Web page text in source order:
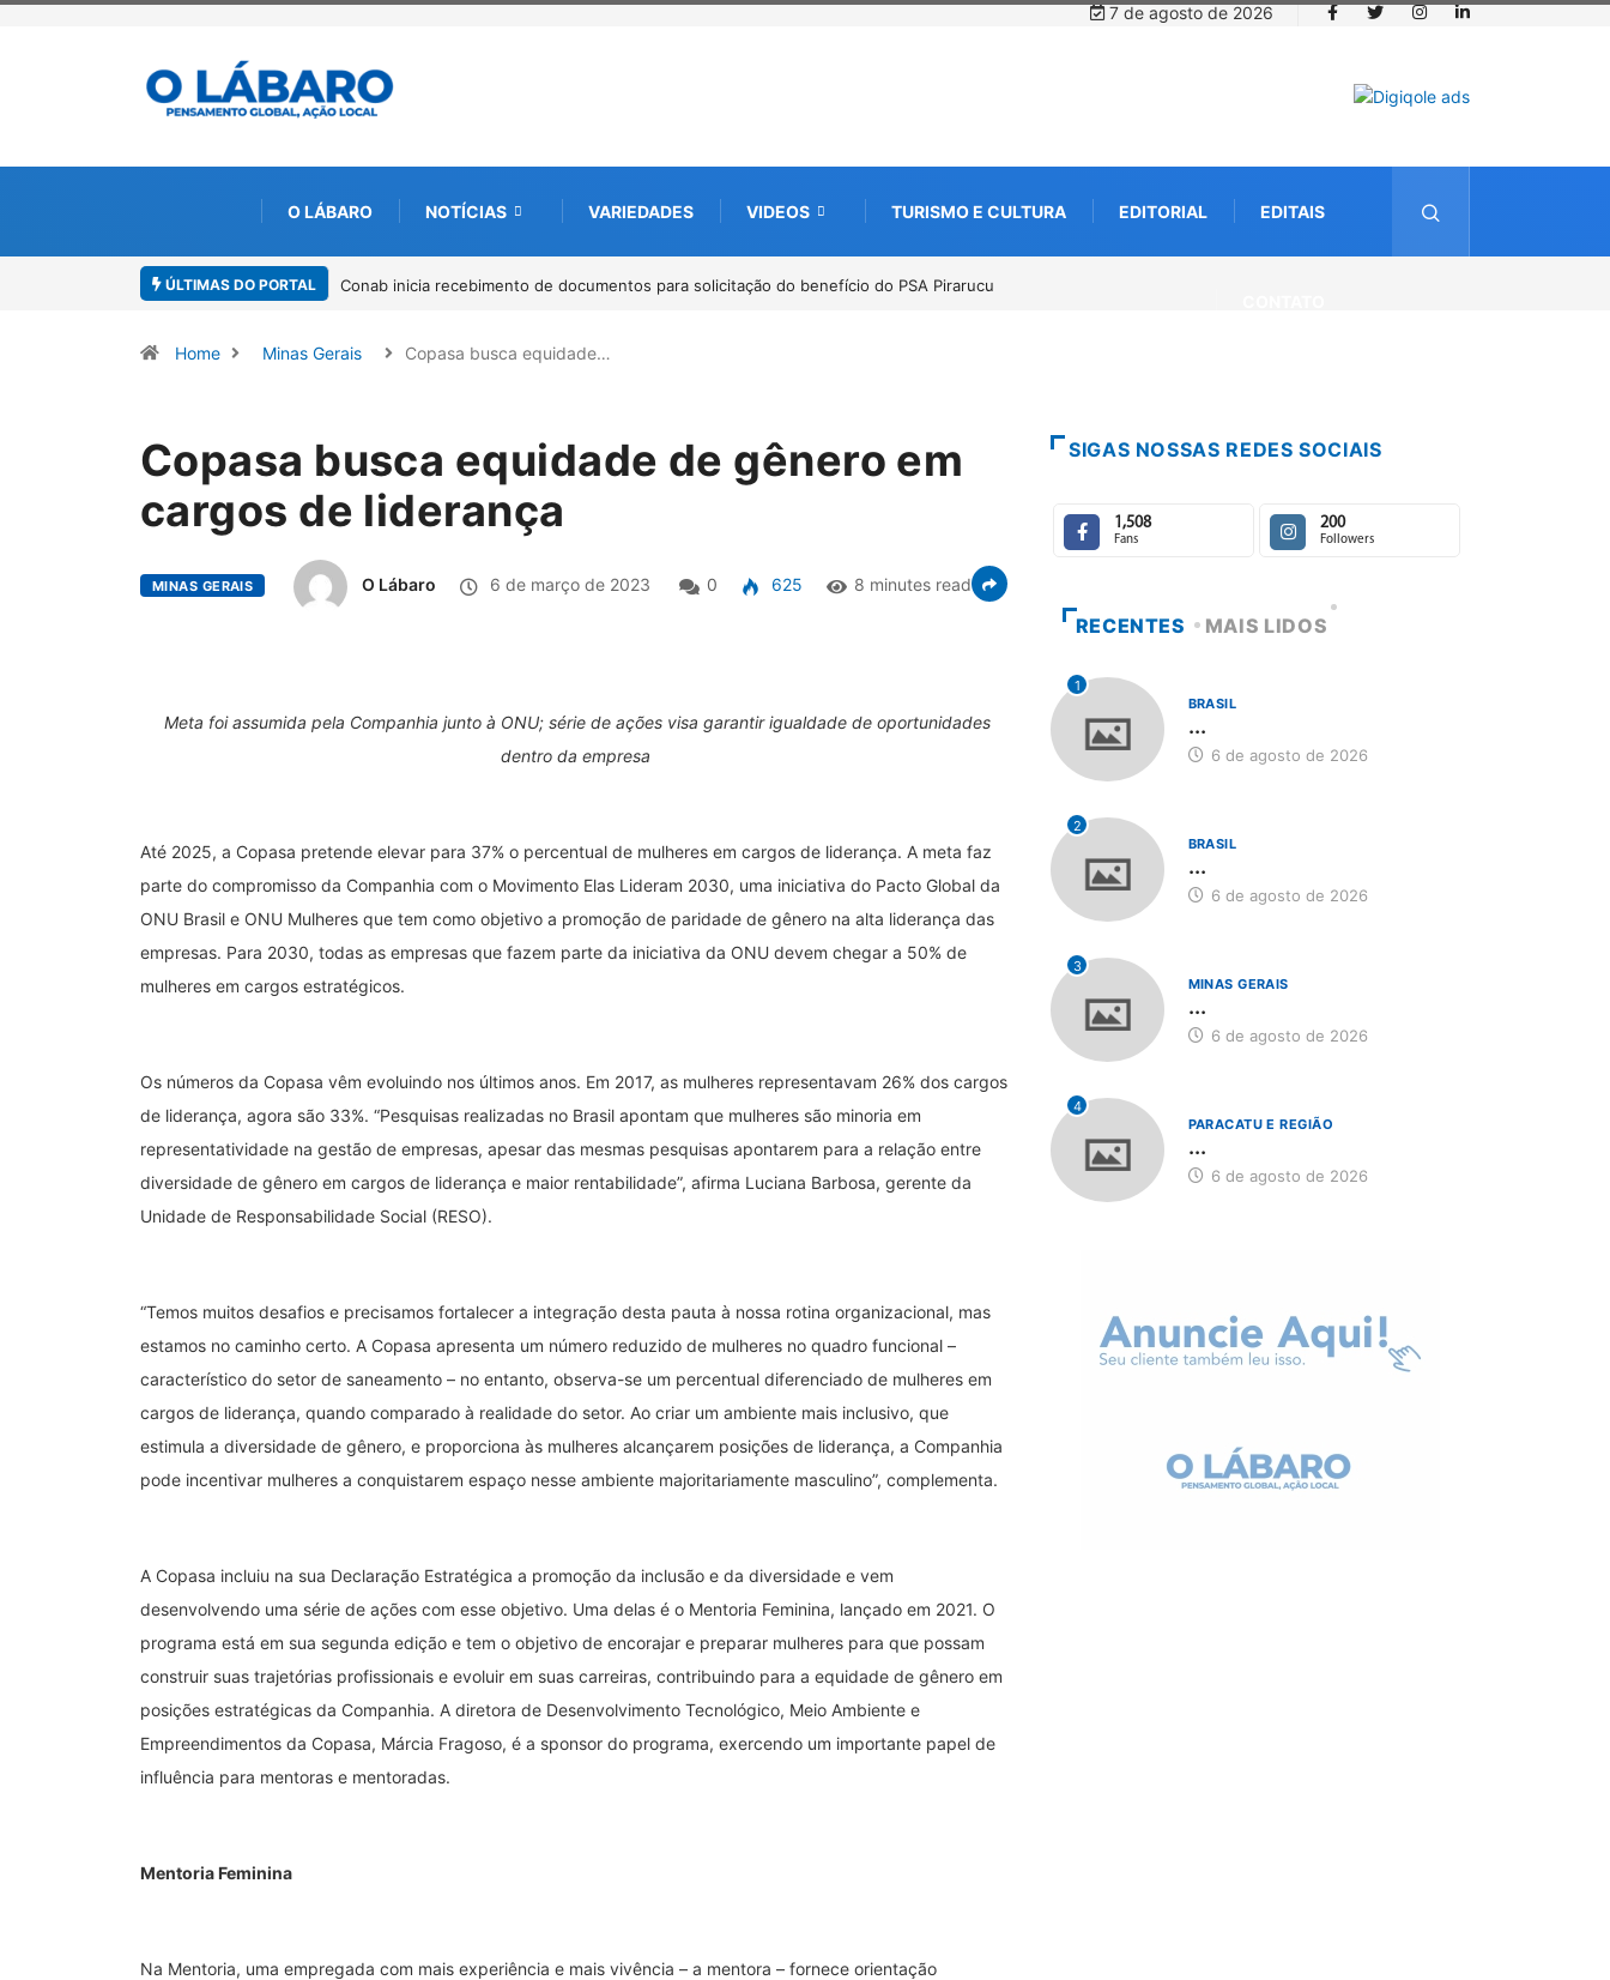
7 de agosto de 2026
O LÁBARO NOTÍCIAS VARIEDADES VIDEOS TURISMO E CULTURA EDITORIAL EDITAIS
ÚLTIMAS DO PORTAL
solicitação do benefício do PSA PirarucuWorkshop internacional debate futuro da piscicultura com espécies nativas da
Home Minas Gerais Copasa busca equidade…
Copasa busca equidade de gênero em
cargos de liderança
MINAS GERAIS O Lábaro 6 de março de 2023 0 625 8 minutes read
Meta foi assumida pela Companhia junto à ONU; série de ações visa garantir igualdade de oportunidades
dentro da empresa
Até 2025, a Copasa pretende elevar para 37% o percentual de mulheres em cargos de liderança. A meta faz
parte do compromisso da Companhia com o Movimento Elas Lideram 2030, uma iniciativa do Pacto Global da
ONU Brasil e ONU Mulheres que tem como objetivo a promoção de paridade de gênero na alta liderança das
empresas. Para 2030, todas as empresas que fazem parte da iniciativa da ONU devem chegar a 50% de
mulheres em cargos estratégicos.
Os números da Copasa vêm evoluindo nos últimos anos. Em 2017, as mulheres representavam 26% dos cargos
de liderança, agora são 33%. “Pesquisas realizadas no Brasil apontam que mulheres são minoria em
representatividade na gestão de empresas, apesar das mesmas pesquisas apontarem para a relação entre
diversidade de gênero em cargos de liderança e maior rentabilidade”, afirma Luciana Barbosa, gerente da
Unidade de Responsabilidade Social (RESO).
“Temos muitos desafios e precisamos fortalecer a integração desta pauta à nossa rotina organizacional, mas
estamos no caminho certo. A Copasa apresenta um número reduzido de mulheres no quadro funcional –
característico do setor de saneamento – no entanto, observa-se um percentual diferenciado de mulheres em
cargos de liderança, quando comparado à realidade do setor. Ao criar um ambiente mais inclusivo, que
estimula a diversidade de gênero, e proporciona às mulheres alcançarem posições de liderança, a Companhia
pode incentivar mulheres a conquistarem espaço nesse ambiente majoritariamente masculino”, complementa.
A Copasa incluiu na sua Declaração Estratégica a promoção da inclusão e da diversidade e vem
desenvolvendo uma série de ações com esse objetivo. Uma delas é o Mentoria Feminina, lançado em 2021. O
programa está em sua segunda edição e tem o objetivo de encorajar e preparar mulheres para que possam
construir suas trajetórias profissionais e evoluir em suas carreiras, contribuindo para a equidade de gênero em
posições estratégicas da Companhia. A diretora de Desenvolvimento Tecnológico, Meio Ambiente e
Empreendimentos da Copasa, Márcia Fragoso, é a sponsor do programa, exercendo um importante papel de
influência para mentoras e mentoradas.
Mentoria Feminina
Na Mentoria, uma empregada com mais experiência e mais vivência – a mentora – fornece orientação
SIGAS NOSSAS REDES SOCIAIS
1,508
Fans
200
Followers
RECENTES MAIS LIDOS
1
BRASIL
...
6 de agosto de 2026
2
BRASIL
...
6 de agosto de 2026
3
MINAS GERAIS
...
6 de agosto de 2026
4
PARACATU E REGIÃO
...
6 de agosto de 2026